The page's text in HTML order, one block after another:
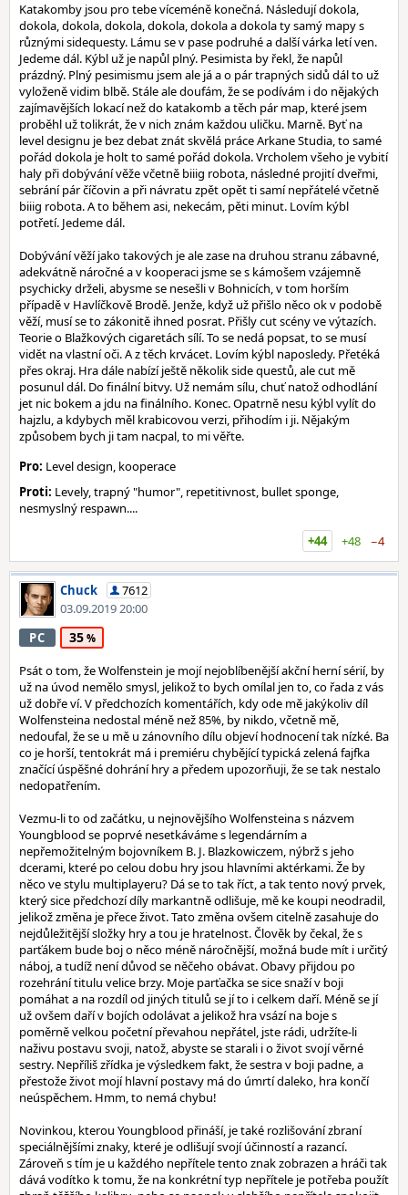
Katakomby jsou pro tebe víceméně konečná. Následují dokola,
dokola, dokola, dokola, dokola, dokola a dokola ty samý mapy s
různými sidequesty. Lámu se v pase podruhé a další várka letí ven.
Jedeme dál. Kýbl už je napůl plný. Pesimista by řekl, že napůl
prázdný. Plný pesimismu jsem ale já a o pár trapných sidů dál to už
vyloženě vidim blbě. Stále ale doufám, že se podívám i do nějakých
zajímavějších lokací než do katakomb a těch pár map, které jsem
proběhl už tolikrát, že v nich znám každou uličku. Marně. Byť na
level designu je bez debat znát skvělá práce Arkane Studia, to samé
pořád dokola je holt to samé pořád dokola. Vrcholem všeho je vybití
haly při dobývání věže včetně biiig robota, následné projití dveřmi,
sebrání pár číčovin a při návratu zpět opět ti samí nepřátelé včetně
biiig robota. A to během asi, nekecám, pěti minut. Lovím kýbl
potřetí. Jedeme dál.
Dobývání věží jako takových je ale zase na druhou stranu zábavné,
adekvátně náročné a v kooperaci jsme se s kámošem vzájemně
psychicky drželi, abysme se nesešli v Bohnicích, v tom horším
případě v Havlíčkově Brodě. Jenže, když už přišlo něco ok v podobě
věží, musí se to zákonitě ihned posrat. Přišly cut scény ve výtazích.
Teorie o Blažkových cigaretách sílí. To se nedá popsat, to se musí
vidět na vlastní oči. A z těch krvácet. Lovím kýbl naposledy. Přetéká
přes okraj. Hra dále nabízí ještě několik side questů, ale cut mě
posunul dál. Do finální bitvy. Už nemám sílu, chuť natož odhodlání
jet nic bokem a jdu na finálního. Konec. Opatrně nesu kýbl vylít do
hajzlu, a kdybych měl krabicovou verzi, přihodím i ji. Nějakým
způsobem bych ji tam nacpal, to mi věřte.
Pro: Level design, kooperace
Proti: Levely, trapný "humor", repetitivnost, bullet sponge,
nesmyslný respawn....
+44
+48 −4
Chuck
7612
03.09.2019 20:00
PC
35
Psát o tom, že Wolfenstein je mojí nejoblíbenější akční herní sérií, by
už na úvod nemělo smysl, jelikož to bych omílal jen to, co řada z vás
už dobře ví. V předchozích komentářích, kdy ode mě jakýkoliv díl
Wolfensteina nedostal méně než 85%, by nikdo, včetně mě,
nedoufal, že se u mě u zánovního dílu objeví hodnocení tak nízké. Ba
co je horší, tentokrát má i premiéru chybějící typická zelená fajfka
značící úspěšné dohrání hry a předem upozorňuji, že se tak nestalo
nedopatřením.
Vezmu-li to od začátku, u nejnovějšího Wolfensteina s názvem
Youngblood se poprvé nesetkáváme s legendárním a
nepřemožitelným bojovníkem B. J. Blazkowiczem, nýbrž s jeho
dcerami, které po celou dobu hry jsou hlavními aktérkami. Že by
něco ve stylu multiplayeru? Dá se to tak říct, a tak tento nový prvek,
který sice předchozí díly markantně odlišuje, mě ke koupi neodradil,
jelikož změna je přece život. Tato změna ovšem citelně zasahuje do
nejdůležitější složky hry a tou je hratelnost. Člověk by čekal, že s
parťákem bude boj o něco méně náročnější, možná bude mít i určitý
náboj, a tudíž není důvod se něčeho obávat. Obavy přijdou po
rozehrání titulu velice brzy. Moje parťačka se sice snaží v boji
pomáhat a na rozdíl od jiných titulů se jí to i celkem daří. Méně se jí
už ovšem daří v bojích odolávat a jelikož hra vsází na boje s
poměrně velkou početní převahou nepřátel, jste rádi, udržíte-li
naživu postavu svoji, natož, abyste se starali i o život svojí věrné
sestry. Nepříliš zřídka je výsledkem fakt, že sestra v boji padne, a
přestože život mojí hlavní postavy má do úmrtí daleko, hra končí
neúspěchem. Hmm, to nemá chybu!
Novinkou, kterou Youngblood přináší, je také rozlišování zbraní
speciálnějšími znaky, které je odlišují svojí účinností a razancí.
Zároveň s tím je u každého nepřítele tento znak zobrazen a hráči tak
dává vodítko k tomu, že na konkrétní typ nepřítele je potřeba použít